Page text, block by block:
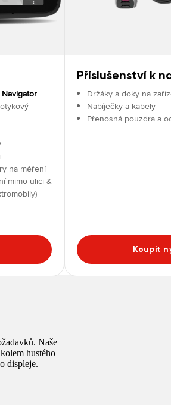
na měření
mimo ulici &
Příslušenství k
Držáky a doky na
Nabíječky a kabely
Přenosná pouzdra a
Koupit
Naše
hustého
displeje.